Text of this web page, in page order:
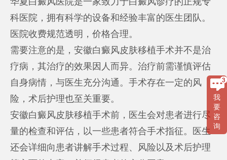
科医院，拥有科学的设备和经验丰富的医生团队。
医院收费规范透明，价格合理。
需要注意的是，安徽白癜风皮肤移植手术并不是治
疗病，其治疗的效果因人而异。治疗前需谨慎评估
自身病情，与医生充分沟通。手术存在一定的风
险，术后护理也至关重要。
安徽白癜风皮肤移植手术前，医生会对患者进行尽
量的检查和评估，以一些患者符合手术指征。医生
还会详细向患者讲解手术过程、风险以及术后护理
我
要
咨
询